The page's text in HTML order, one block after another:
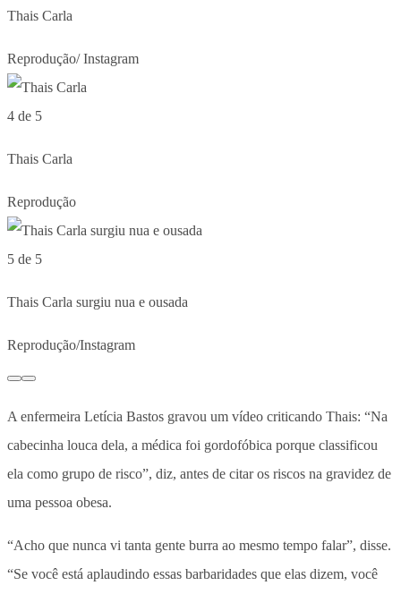
Thais Carla
Reprodução/ Instagram
4 de 5
Thais Carla
Reprodução
5 de 5
Thais Carla surgiu nua e ousada
Reprodução/Instagram
A enfermeira Letícia Bastos gravou um vídeo criticando Thais: “Na
cabecinha louca dela, a médica foi gordofóbica porque classificou
ela como grupo de risco”, diz, antes de citar os riscos na gravidez de
uma pessoa obesa.
“Acho que nunca vi tanta gente burra ao mesmo tempo falar”, disse.
“Se você está aplaudindo essas barbaridades que elas dizem, você